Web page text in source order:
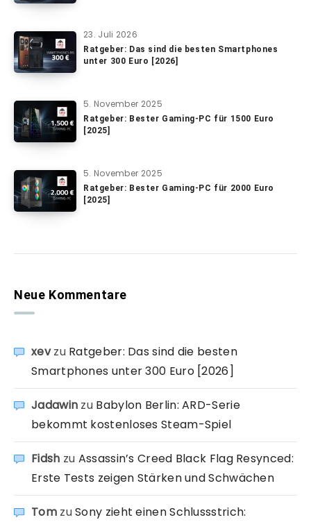
23. Juli 2026
Ratgeber: Das sind die besten Smartphones
unter 300 Euro [2026]
5. November 2025
Ratgeber: Bester Gaming-PC für 1500 Euro
[2025]
5. November 2025
Ratgeber: Bester Gaming-PC für 2000 Euro
[2025]
Neue Kommentare
xevzu Ratgeber: Das sind die besten
Smartphones unter 300 Euro [2026]
Jadawin zu Babylon Berlin: ARD-Serie
bekommt kostenloses Steam-Spiel
Fidsh zu Assassin’s Creed Black Flag Resynced:
Erste Tests zeigen Stärken und Schwächen
TomzuSony zieht einen Schlussstrich: